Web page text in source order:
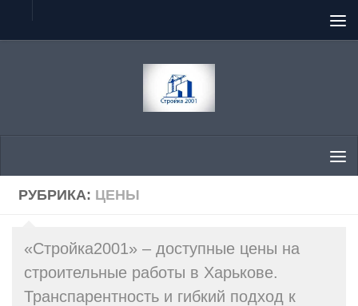
Перейти к содержимому
РУБРИКА: ЦЕНЫ
«Стройка2001» – доступные цены на
строительные работы в Харькове.
Транспарентность и гибкий подход к